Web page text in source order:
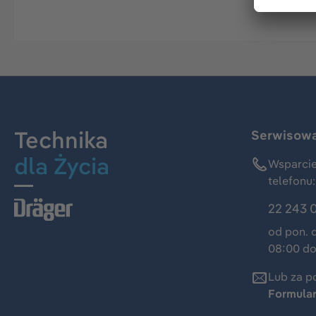
Technika
dla Życia
telefonu:
22 243
od pon.
08:00
Lub za